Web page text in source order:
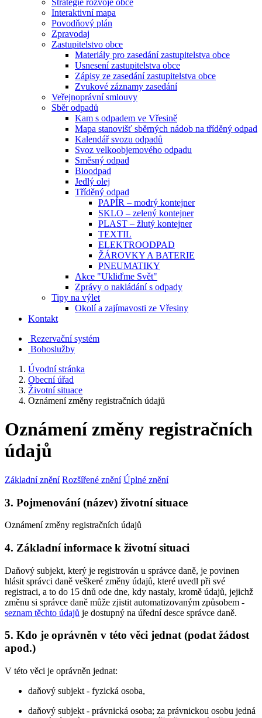
Strategie rozvoje obce
Interaktivní mapa
Povodňový plán
Zpravodaj
Zastupitelstvo obce
Materiály pro zasedání zastupitelstva obce
Usnesení zastupitelstva obce
Zápisy ze zasedání zastupitelstva obce
Zvukové záznamy zasedání
Veřejnoprávní smlouvy
Sběr odpadů
Kam s odpadem ve Vřesině
Mapa stanovišť sběrných nádob na tříděný odpad
Kalendář svozu odpadů
Svoz velkoobjemového odpadu
Směsný odpad
Bioodpad
Jedlý olej
Tříděný odpad
PAPÍR – modrý kontejner
SKLO – zelený kontejner
PLAST – žlutý kontejner
TEXTIL
ELEKTROODPAD
ŽÁROVKY A BATERIE
PNEUMATIKY
Akce "Ukliďme Svět"
Zprávy o nakládání s odpady
Tipy na výlet
Okolí a zajímavosti ze Vřesiny
Kontakt
Rezervační systém
Bohoslužby
Úvodní stránka
Obecní úřad
Životní situace
Oznámení změny registračních údajů
Oznámení změny registračních
údajů
Základní znění Rozšířené znění Úplné znění
3. Pojmenování (název) životní situace
Oznámení změny registračních údajů
4. Základní informace k životní situaci
Daňový subjekt, který je registrován u správce daně, je povinen
hlásit správci daně veškeré změny údajů, které uvedl při své
registraci, a to do 15 dnů ode dne, kdy nastaly, kromě údajů, jejichž
změnu si správce daně může zjistit automatizovaným způsobem -
seznam těchto údajů je dostupný na úřední desce správce daně.
5. Kdo je oprávněn v této věci jednat (podat žádost
apod.)
V této věci je oprávněn jednat:
daňový subjekt - fyzická osoba,
daňový subjekt - právnická osoba; za právnickou osobu jedná